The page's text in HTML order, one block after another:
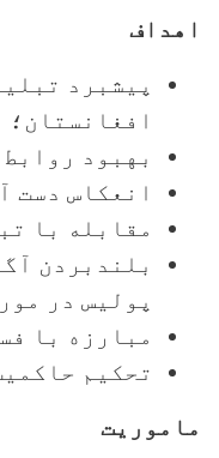
اهداف
پیشبرد
افغانستان؛
بهبود
انعکاس دست
مقابله با
بلندبردن
پولیس در
مبارزه با
تحکیم
ماموریت